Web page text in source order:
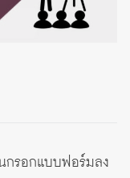
กรอกแบบฟอร์มลง